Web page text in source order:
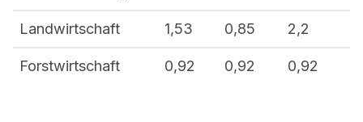
Landwirtschaft 1,53 0,85 2,2
Forstwirtschaft 0,92 0,92 0,92